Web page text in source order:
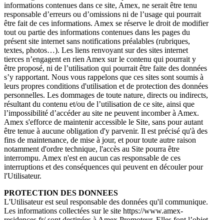
informations contenues dans ce site, Amex, ne serait être tenu
responsable d’erreurs ou d’omissions ni de l’usage qui pourrait
être fait de ces informations. Amex se réserve le droit de modifier
tout ou partie des informations contenues dans les pages du
présent site internet sans notifications préalables (rubriques,
textes, photos…). Les liens renvoyant sur des sites internet
tierces n’engagent en rien Amex sur le contenu qui pourrait y
être proposé, ni de l’utilisation qui pourrait être faite des données
s’y rapportant. Nous vous rappelons que ces sites sont soumis à
leurs propres conditions d'utilisation et de protection des données
personnelles. Les dommages de toute nature, directs ou indirects,
résultant du contenu et/ou de l’utilisation de ce site, ainsi que
l’impossibilité d’accéder au site ne peuvent incomber à Amex.
Amex s'efforce de maintenir accessible le Site, sans pour autant
être tenue à aucune obligation d'y parvenir. Il est précisé qu'à des
fins de maintenance, de mise à jour, et pour toute autre raison
notamment d'ordre technique, l'accès au Site pourra être
interrompu. Amex n'est en aucun cas responsable de ces
interruptions et des conséquences qui peuvent en découler pour
l'Utilisateur.
PROTECTION DES DONNEES
L'Utilisateur est seul responsable des données qu'il communique.
Les informations collectées sur le site https://www.amex-